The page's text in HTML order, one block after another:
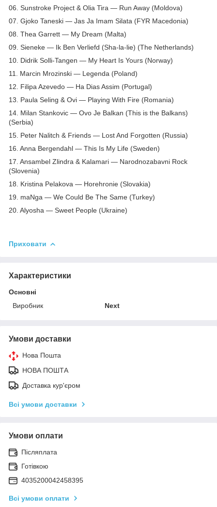
06. Sunstroke Project & Olia Tira — Run Away (Moldova)
07. Gjoko Taneski — Jas Ja Imam Silata (FYR Macedonia)
08. Thea Garrett — My Dream (Malta)
09. Sieneke — Ik Ben Verliefd (Sha-la-lie) (The Netherlands)
10. Didrik Solli-Tangen — My Heart Is Yours (Norway)
11. Marcin Mrozinski — Legenda (Poland)
12. Filipa Azevedo — Ha Dias Assim (Portugal)
13. Paula Seling & Ovi — Playing With Fire (Romania)
14. Milan Stankovic — Ovo Je Balkan (This is the Balkans)
(Serbia)
15. Peter Nalitch & Friends — Lost And Forgotten (Russia)
16. Anna Bergendahl — This Is My Life (Sweden)
17. Ansambel Zlindra & Kalamari — Narodnozabavni Rock
(Slovenia)
18. Kristina Pelakova — Horehronie (Slovakia)
19. maNga — We Could Be The Same (Turkey)
20. Alyosha — Sweet People (Ukraine)
Приховати
Характеристики
Основні
Виробник
Next
Умови доставки
Нова Пошта
НОВА ПОШТА
Доставка кур'єром
Всі умови доставки
Умови оплати
Післяплата
Готівкою
4035200042458395
Всі умови оплати